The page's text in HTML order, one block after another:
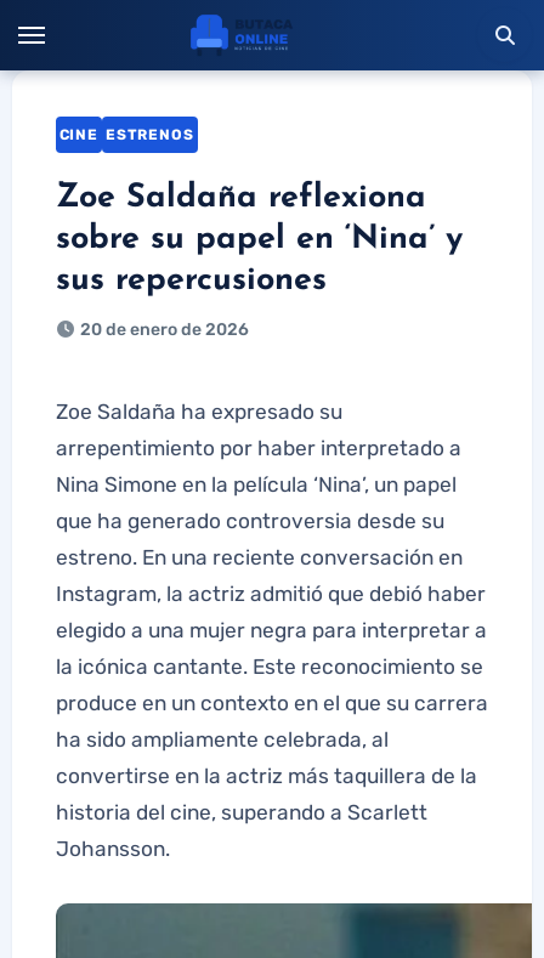
contenido
CINE ESTRENOS
Zoe Saldaña reflexiona
sobre su papel en ‘Nina’ y
sus repercusiones
20 de enero de 2026
Zoe Saldaña ha expresado su
arrepentimiento por haber interpretado a
Nina Simone en la película ‘Nina’, un papel
que ha generado controversia desde su
estreno. En una reciente conversación en
Instagram, la actriz admitió que debió haber
elegido a una mujer negra para interpretar a
la icónica cantante. Este reconocimiento se
produce en un contexto en el que su carrera
ha sido ampliamente celebrada, al
convertirse en la actriz más taquillera de la
historia del cine, superando a Scarlett
Johansson.